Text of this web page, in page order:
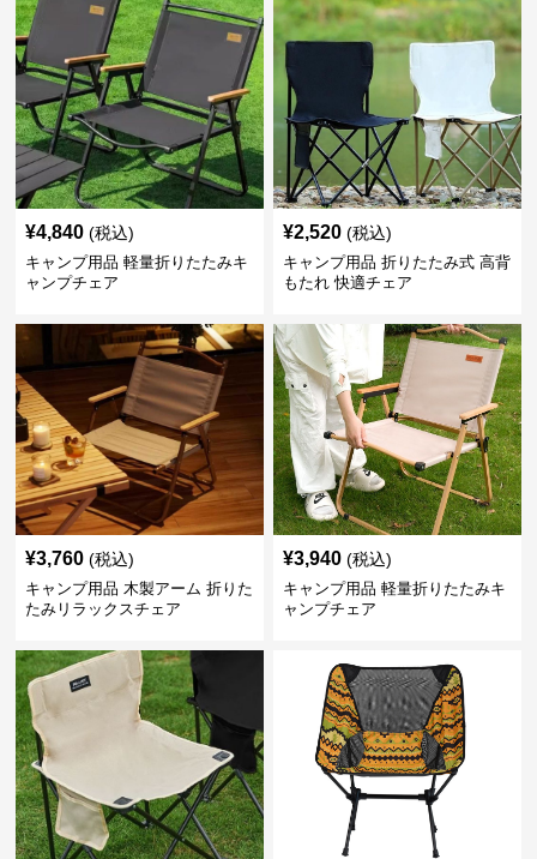
¥4,840 (税込)
キャンプ用品 軽量折りたたみキ
ャンプチェア
¥2,520 (税込)
キャンプ用品 折りたたみ式 高背
もたれ 快適チェア
¥3,760 (税込)
キャンプ用品 木製アーム 折りた
たみリラックスチェア
¥3,940 (税込)
キャンプ用品 軽量折りたたみキ
ャンプチェア